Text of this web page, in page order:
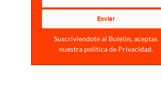
Suscriviendote al Boletin, aceptas
nuestra politica de Privacidad.